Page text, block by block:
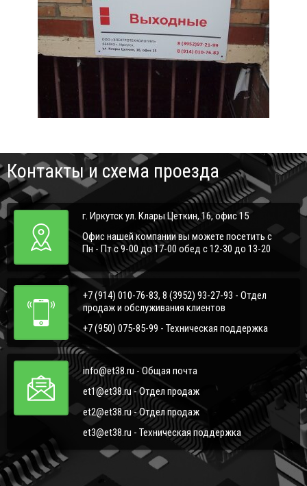
Контакты и схема проезда
г. Иркутск ул. Клары Цеткин, 16, офис 15
Офис нашей компании вы можете посетить с
Пн - Пт с 9-00 до 17-00 обед с 12-30 до 13-20
+7 (914) 010-76-83, 8 (3952) 93-27-93 - Отдел
продаж и обслуживания клиентов
+7 (950) 075-85-99 - Техническая поддержка
info@et38.ru - Общая почта
et1@et38.ru - Отдел продаж
et2@et38.ru - Отдел продаж
et3@et38.ru - Техническая поддержка